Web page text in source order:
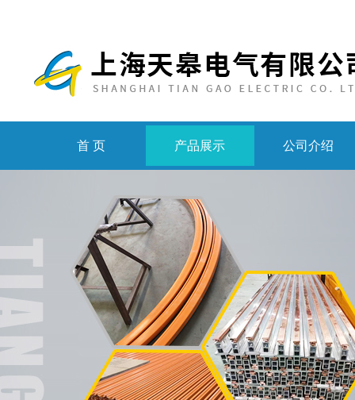
首 页 产品展示 公司介绍